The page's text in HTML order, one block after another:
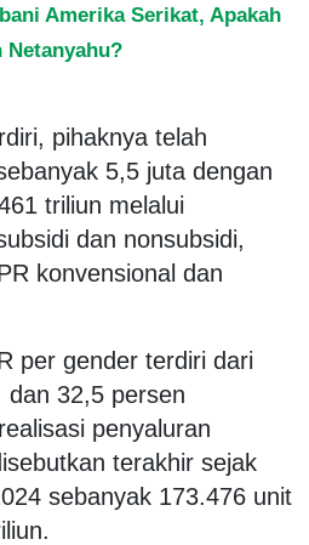
Amerika Serikat, Apakah
Netanyahu?
pihaknya telah
5,5 juta dengan
triliun melalui
dan nonsubsidi,
konvensional dan
per gender terdiri dari
dan 32,5 persen
penyaluran
terakhir sejak
sebanyak 173.476 unit